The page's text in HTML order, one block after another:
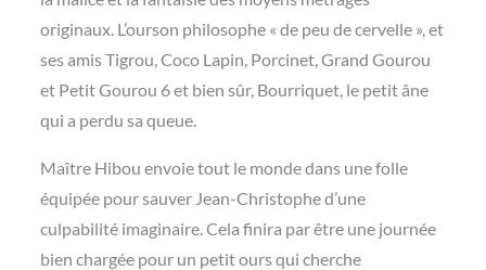
originaux. L’ourson philosophe « de peu de cervelle », et
ses amis Tigrou, Coco Lapin, Porcinet, Grand Gourou
et Petit Gourou 6 et bien sûr, Bourriquet, le petit âne
qui a perdu sa queue.
Maître Hibou envoie tout le monde dans une folle
équipée pour sauver Jean-Christophe d’une
culpabilité imaginaire. Cela finira par être une journée
bien chargée pour un petit ours qui cherche